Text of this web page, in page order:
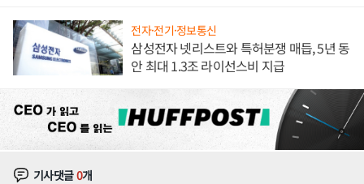
전자·전기·정보통신
삼성전자 넷리스트와 특허분쟁 매듭, 5년 동
안 최대 1.3조 라이선스비 지급
기사댓글0개